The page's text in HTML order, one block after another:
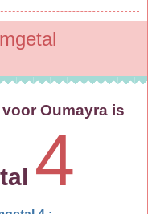
Oumayra is
4